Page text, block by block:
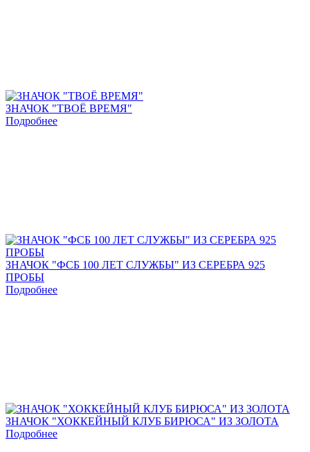
ЗНАЧОК "ТВОЁ ВРЕМЯ"
Подробнее
ЗНАЧОК "ФСБ 100 ЛЕТ СЛУЖБЫ" ИЗ СЕРЕБРА 925
ПРОБЫ
Подробнее
ЗНАЧОК "ХОККЕЙНЫЙ КЛУБ БИРЮСА" ИЗ ЗОЛОТА
Подробнее